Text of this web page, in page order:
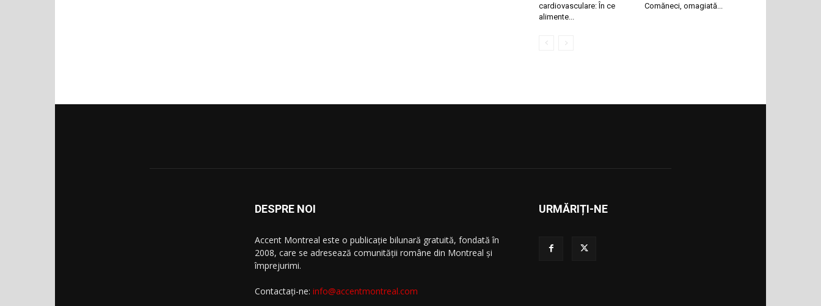
cardiovasculare: În ce
alimente...
Comăneci, omagiată...
DESPRE NOI
Accent Montreal este o publicație bilunară gratuită, fondată în
2008, care se adresează comunităţii române din Montreal şi
împrejurimi.
Contactați-ne: info@accentmontreal.com
URMĂRIȚI-NE